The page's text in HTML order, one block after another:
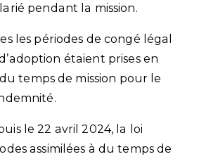
pendant la mission.
les périodes de congé légal
étaient prises en
temps de mission pour le
le 22 avril 2024, la loi
assimilées à du temps de